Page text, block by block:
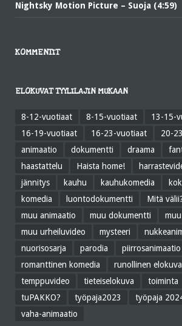
Nightsky Motion Picture – Suoja (4:59)
KOMMENTIT
ELOKUVAT TYYLILAJIN MUKAAN
8-12-vuotiaat 8-15-vuotiaat
13-15-
16-19-vuotiaat
16-23-vuotiaat
20-
animaatio
dokumentti draama
haastattelu
Haista home!
jännitys
kauhu kauhukomedia
komedia
luontodokumentti Mitä
muu animaatio
muu dokumentti
muu urheiluvideo
mysteeri
nuorisosarja
parodia piirrosanimaatio
romanttinen komedia
runollinen elokuva
temppuvideo
tieteiselokuva toiminta
tuPAKKO?
työpaja2023 työpaja
vaha-animaatio